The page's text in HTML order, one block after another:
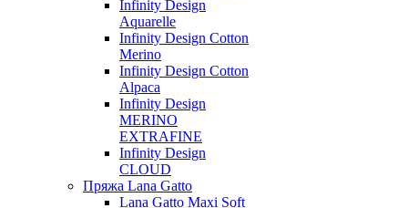
Infinity Design
Aquarelle
Infinity Design Cotton
Merino
Infinity Design Cotton
Alpaca
Infinity Design
MERINO
EXTRAFINE
Infinity Design
CLOUD
Пряжа Lana Gatto
Lana Gatto Maxi Soft